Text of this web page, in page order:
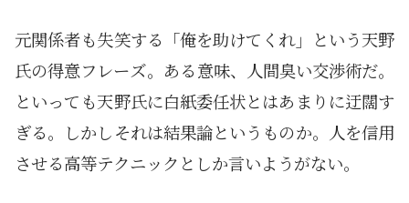
元関係者も失笑する「俺を助けてくれ」という天野
氏の得意フレーズ。ある意味、人間臭い交渉術だ。
といっても天野氏に白紙委任状とはあまりに迂闊す
ぎる。しかしそれは結果論というものか。人を信用
させる高等テクニックとしか言いようがない。